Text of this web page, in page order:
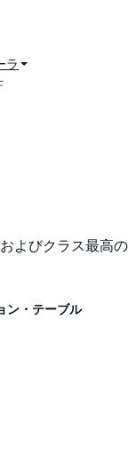
ラ
よびクラス最高の
ン・テーブル